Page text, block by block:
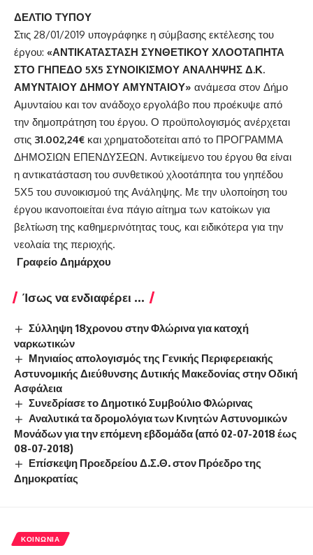
ΔΕΛΤΙΟ ΤΥΠΟΥ
Στις 28/01/2019 υπογράφηκε η σύμβασης εκτέλεσης του
έργου: «ΑΝΤΙΚΑΤΑΣΤΑΣΗ ΣΥΝΘΕΤΙΚΟΥ ΧΛΟΟΤΑΠΗΤΑ
ΣΤΟ ΓΗΠΕΔΟ 5Χ5 ΣΥΝΟΙΚΙΣΜΟΥ ΑΝΑΛΗΨΗΣ Δ.Κ.
ΑΜΥΝΤΑΙΟΥ ΔΗΜΟΥ ΑΜΥΝΤΑΙΟΥ» ανάμεσα στον Δήμο
Αμυνταίου και τον ανάδοχο εργολάβο που προέκυψε από
την δημοπράτηση του έργου. Ο προϋπολογισμός ανέρχεται
στις 31.002,24€ και χρηματοδοτείται από το ΠΡΟΓΡΑΜΜΑ
ΔΗΜΟΣΙΩΝ ΕΠΕΝΔΥΣΕΩΝ. Αντικείμενο του έργου θα είναι
η αντικατάσταση του συνθετικού χλοοτάπητα του γηπέδου
5Χ5 του συνοικισμού της Ανάληψης. Με την υλοποίηση του
έργου ικανοποιείται ένα πάγιο αίτημα των κατοίκων για
βελτίωση της καθημερινότητας τους, και ειδικότερα για την
νεολαία της περιοχής.
Γραφείο Δημάρχου
Ίσως να ενδιαφέρει ...
Σύλληψη 18χρονου στην Φλώρινα για κατοχή
ναρκωτικών
Μηνιαίος απολογισμός της Γενικής Περιφερειακής
Αστυνομικής Διεύθυνσης Δυτικής Μακεδονίας στην Οδική
Ασφάλεια
Συνεδρίασε το Δημοτικό Συμβούλιο Φλώρινας
Αναλυτικά τα δρομολόγια των Κινητών Αστυνομικών
Μονάδων για την επόμενη εβδομάδα (από 02-07-2018 έως
08-07-2018)
Επίσκεψη Προεδρείου Δ.Σ.Θ. στον Πρόεδρο της
Δημοκρατίας
ΚΟΙΝΩΝΊΑ